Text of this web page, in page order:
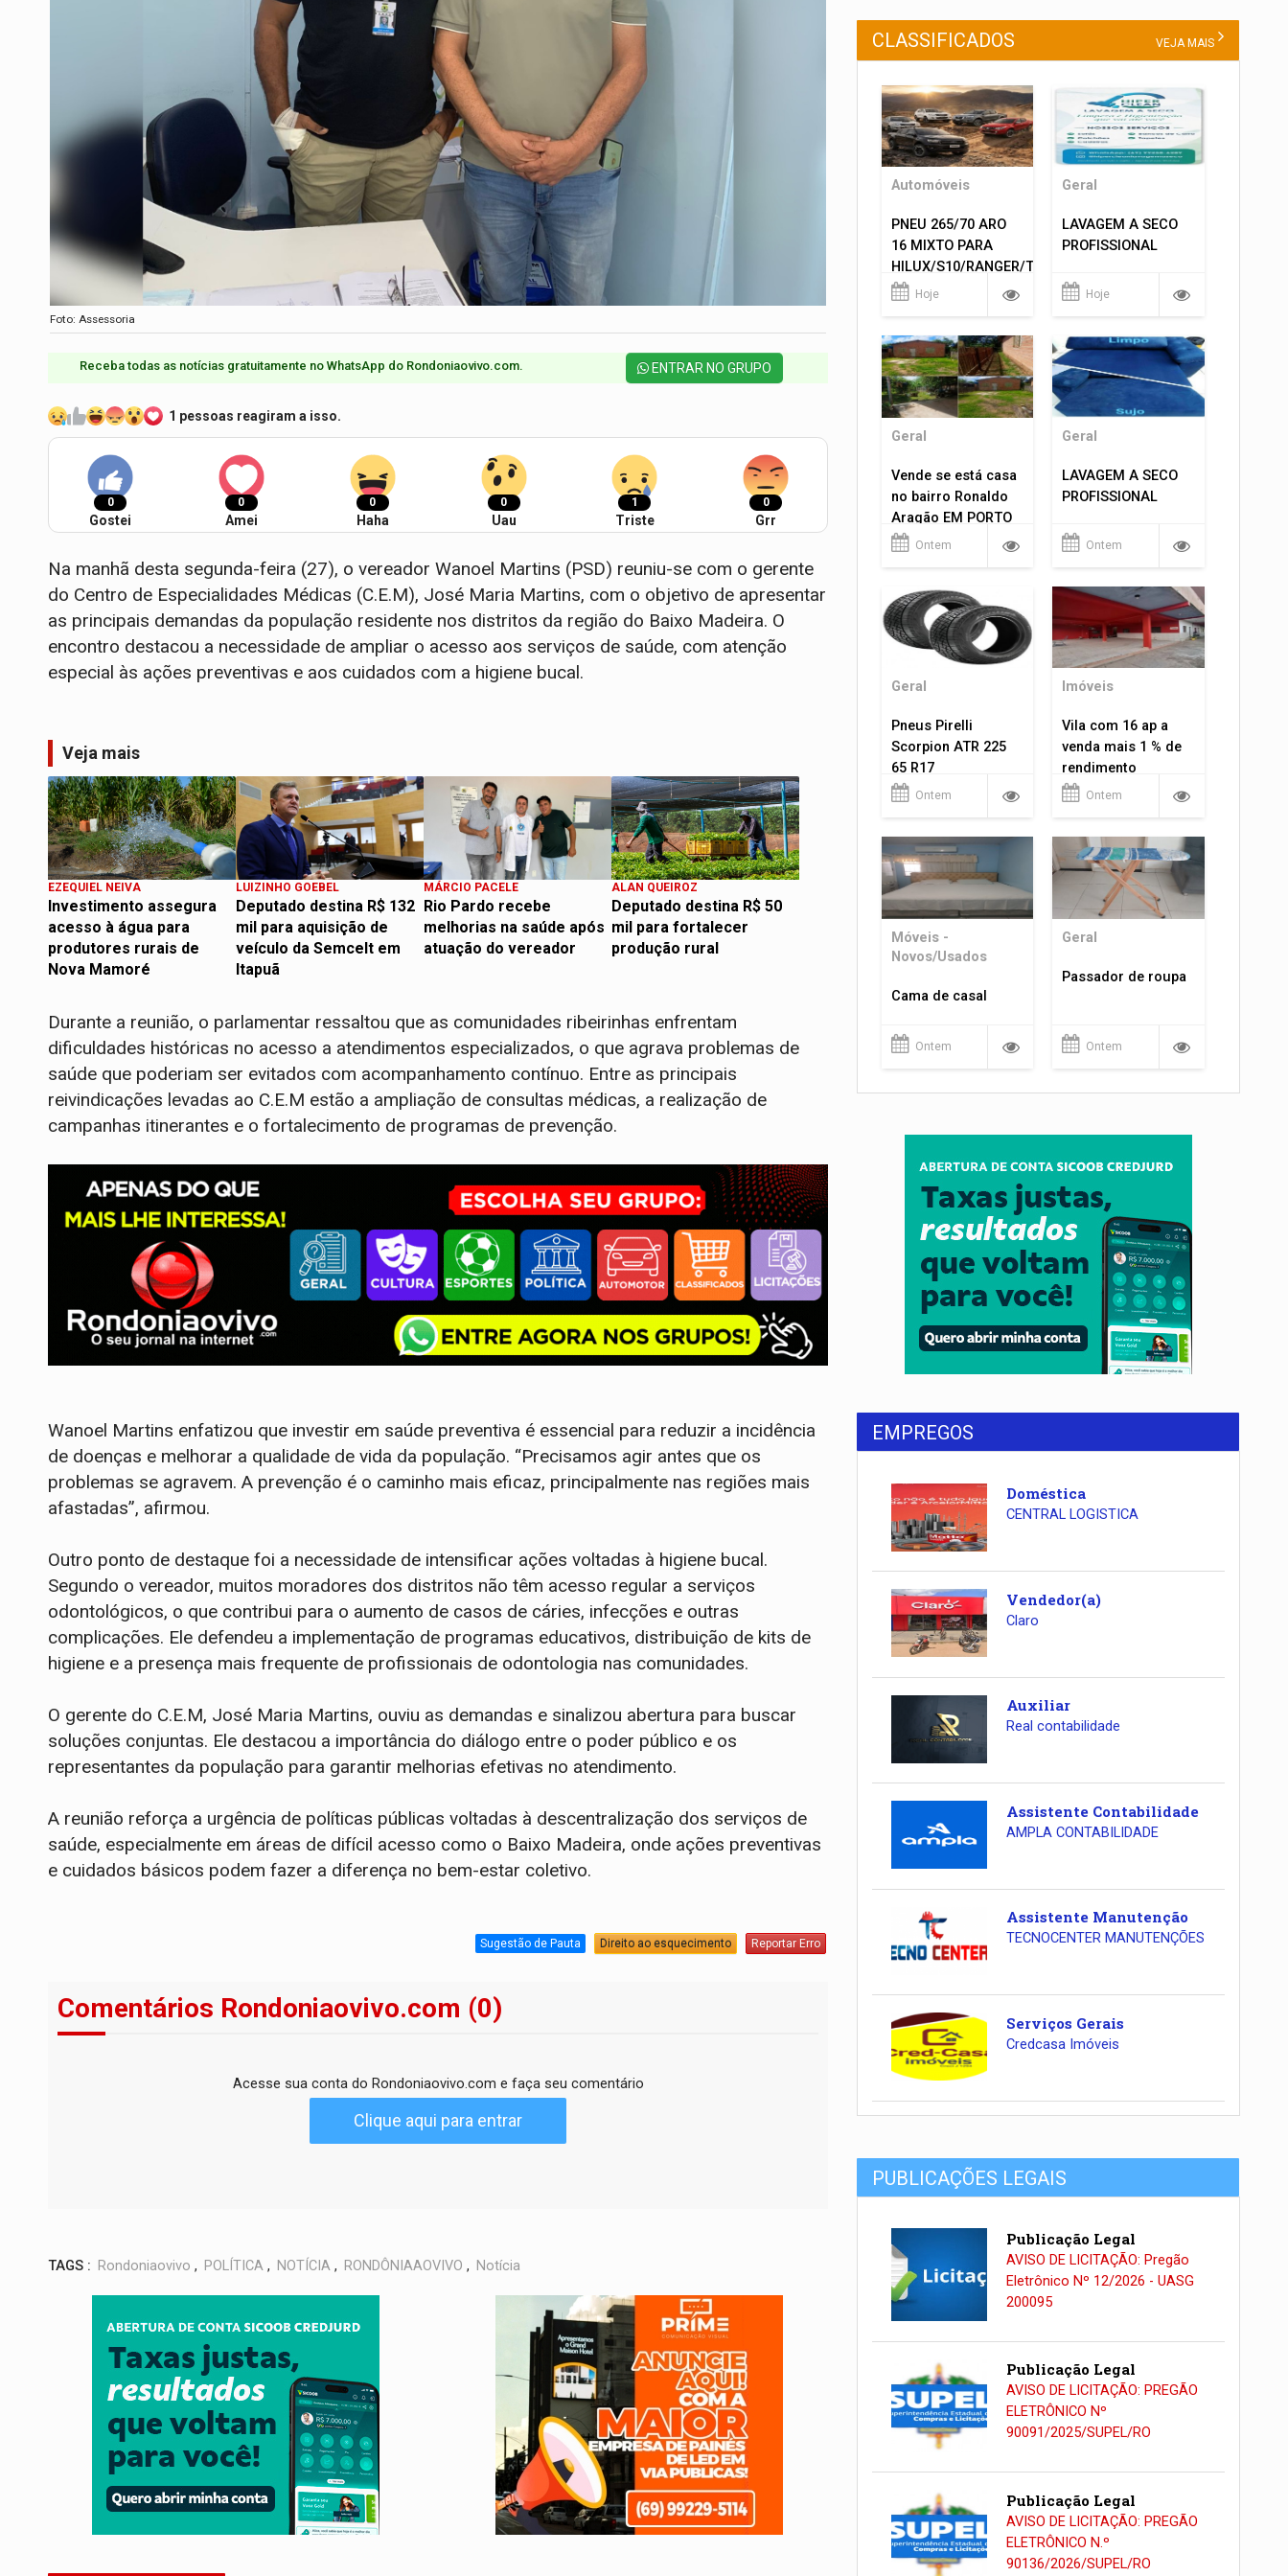
Foto: Assessoria
Receba todas as notícias gratuitamente no WhatsApp do Rondoniaovivo.com.​ ENTRAR NO GRUPO
1 pessoas reagiram a isso.
0
Gostei
0
Amei
0
Haha
0
Uau
1
Triste
0
Grr
Na manhã desta segunda-feira (27), o vereador Wanoel Martins (PSD) reuniu-se com o gerente
do Centro de Especialidades Médicas (C.E.M), José Maria Martins, com o objetivo de apresentar
as principais demandas da população residente nos distritos da região do Baixo Madeira. O
encontro destacou a necessidade de ampliar o acesso aos serviços de saúde, com atenção
especial às ações preventivas e aos cuidados com a higiene bucal.
Veja mais
EZEQUIEL NEIVA
Investimento assegura
acesso à água para
produtores rurais de
Nova Mamoré
LUIZINHO GOEBEL
Deputado destina R$ 132
mil para aquisição de
veículo da Semcelt em
Itapuã
MÁRCIO PACELE
Rio Pardo recebe
melhorias na saúde após
atuação do vereador
ALAN QUEIROZ
Deputado destina R$ 50
mil para fortalecer
produção rural
Durante a reunião, o parlamentar ressaltou que as comunidades ribeirinhas enfrentam
dificuldades históricas no acesso a atendimentos especializados, o que agrava problemas de
saúde que poderiam ser evitados com acompanhamento contínuo. Entre as principais
reivindicações levadas ao C.E.M estão a ampliação de consultas médicas, a realização de
campanhas itinerantes e o fortalecimento de programas de prevenção.
Wanoel Martins enfatizou que investir em saúde preventiva é essencial para reduzir a incidência
de doenças e melhorar a qualidade de vida da população. “Precisamos agir antes que os
problemas se agravem. A prevenção é o caminho mais eficaz, principalmente nas regiões mais
afastadas”, afirmou.
Outro ponto de destaque foi a necessidade de intensificar ações voltadas à higiene bucal.
Segundo o vereador, muitos moradores dos distritos não têm acesso regular a serviços
odontológicos, o que contribui para o aumento de casos de cáries, infecções e outras
complicações. Ele defendeu a implementação de programas educativos, distribuição de kits de
higiene e a presença mais frequente de profissionais de odontologia nas comunidades.
O gerente do C.E.M, José Maria Martins, ouviu as demandas e sinalizou abertura para buscar
soluções conjuntas. Ele destacou a importância do diálogo entre o poder público e os
representantes da população para garantir melhorias efetivas no atendimento.
A reunião reforça a urgência de políticas públicas voltadas à descentralização dos serviços de
saúde, especialmente em áreas de difícil acesso como o Baixo Madeira, onde ações preventivas
e cuidados básicos podem fazer a diferença no bem-estar coletivo.
Sugestão de Pauta Direito ao esquecimento Reportar Erro
Comentários Rondoniaovivo.com (0)
Acesse sua conta do Rondoniaovivo.com e faça seu comentário
Clique aqui para entrar
TAGS : Rondoniaovivo , POLÍTICA , NOTÍCIA , RONDÔNIAAOVIVO , Notícia
CLASSIFICADOS VEJA MAIS
Automóveis
PNEU 265/70 ARO
16 MIXTO PARA
HILUX/S10/RANGER/TRITON
ETC... MONTAGEM
Hoje
Geral
LAVAGEM A SECO
PROFISSIONAL
Hoje
Geral
Vende se está casa
no bairro Ronaldo
Aragão EM PORTO
VELHO RO.
Ontem
Geral
LAVAGEM A SECO
PROFISSIONAL
Ontem
Geral
Pneus Pirelli
Scorpion ATR 225
65 R17
Ontem
Imóveis
Vila com 16 ap a
venda mais 1 % de
rendimento
Ontem
Móveis -
Novos/Usados
Cama de casal
Ontem
Geral
Passador de roupa
Ontem
EMPREGOS
Doméstica
CENTRAL LOGISTICA
Vendedor(a)
Claro
Auxiliar
Real contabilidade
Assistente Contabilidade
AMPLA CONTABILIDADE
Assistente Manutenção
TECNOCENTER MANUTENÇÕES
Serviços Gerais
Credcasa Imóveis
PUBLICAÇÕES LEGAIS
Publicação Legal
AVISO DE LICITAÇÃO: Pregão
Eletrônico Nº 12/2026 - UASG
200095
Publicação Legal
AVISO DE LICITAÇÃO: PREGÃO
ELETRÔNICO Nº
90091/2025/SUPEL/RO
Publicação Legal
AVISO DE LICITAÇÃO: PREGÃO
ELETRÔNICO N.º
90136/2026/SUPEL/RO